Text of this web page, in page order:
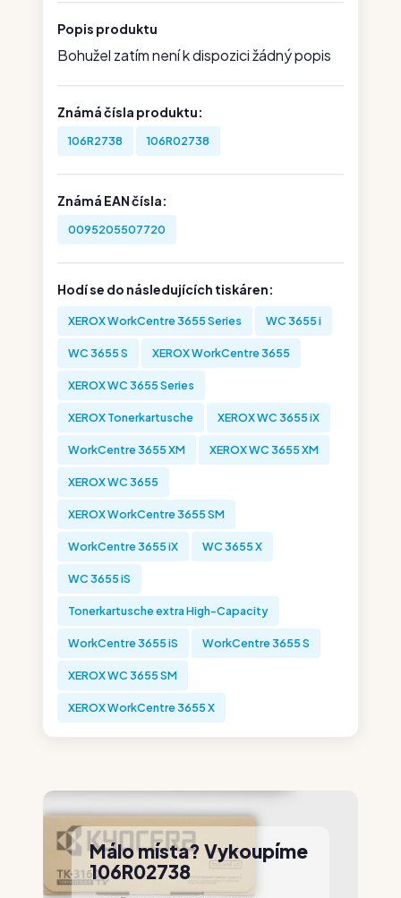
Popis produktu
Bohužel zatím není k dispozici žádný popis
Známá čísla produktu:
106R2738 106R02738
Známá EAN čísla:
0095205507720
Hodí se do následujících tiskáren:
XEROX WorkCentre 3655 Series WC 3655 i
WC 3655 S XEROX WorkCentre 3655
XEROX WC 3655 Series
XEROX Tonerkartusche XEROX WC 3655 iX
WorkCentre 3655 XM XEROX WC 3655 XM
XEROX WC 3655
XEROX WorkCentre 3655 SM
WorkCentre 3655 iX WC 3655 X
WC 3655 iS
Tonerkartusche extra High-Capacity
WorkCentre 3655 iS WorkCentre 3655 S
XEROX WC 3655 SM
XEROX WorkCentre 3655 X
Málo místa? Vykoupíme
106R02738